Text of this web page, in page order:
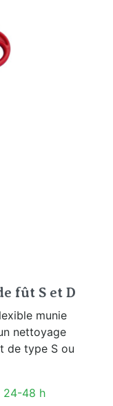
fût S et D
munie
nettoyage
de type S ou
24-48 h